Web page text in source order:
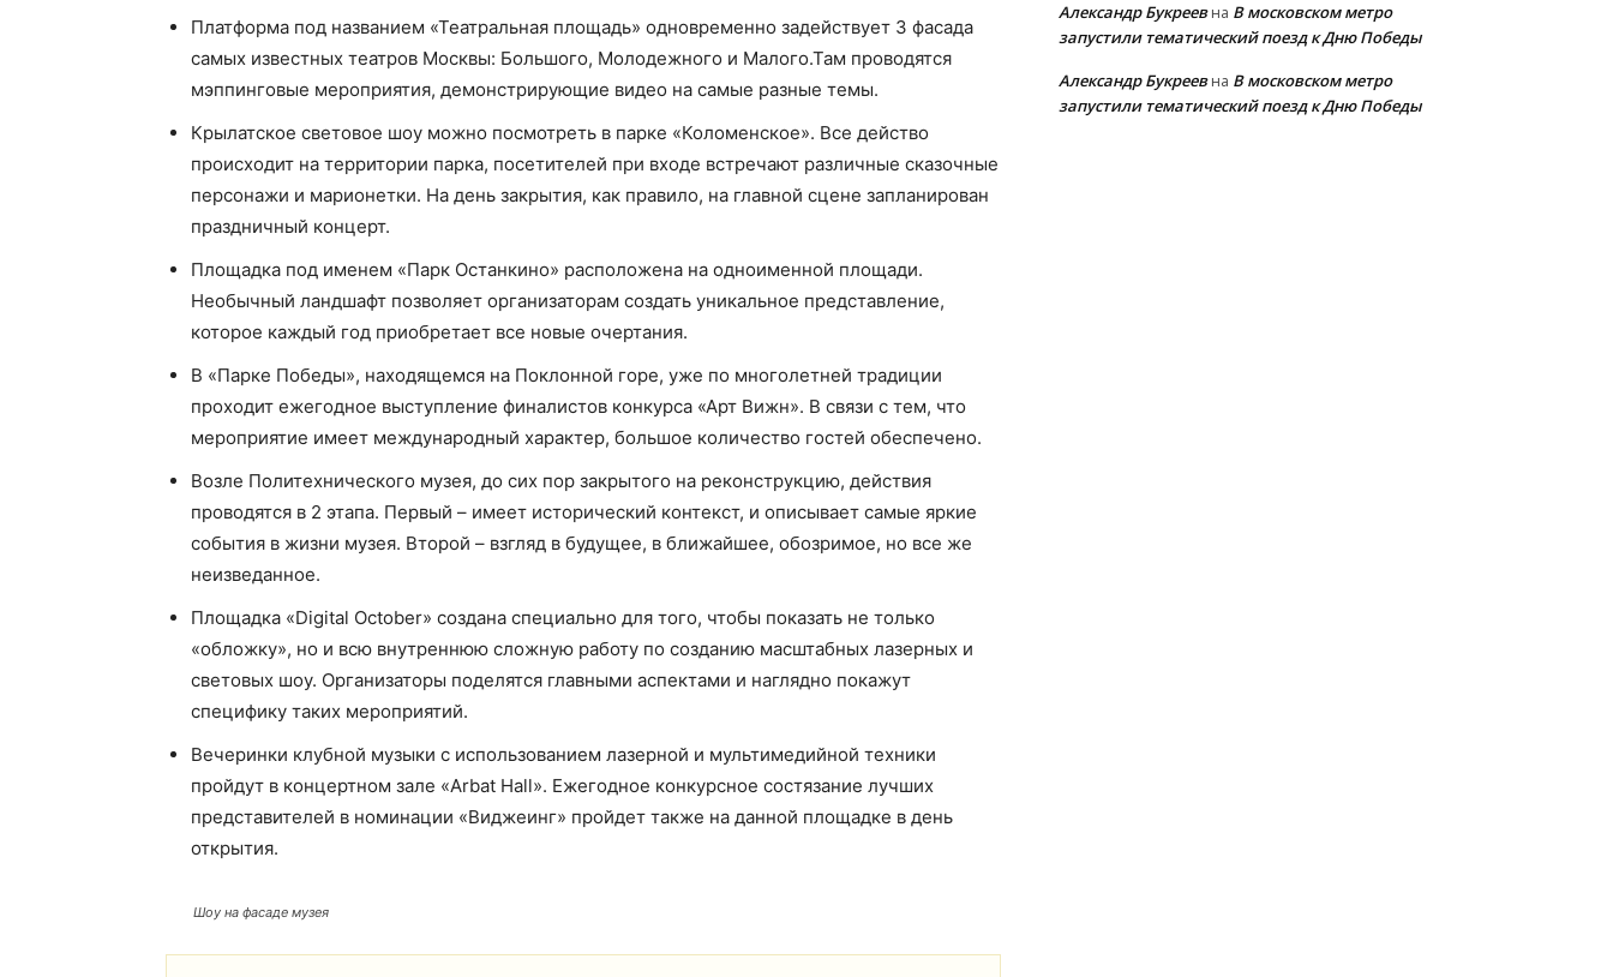
Платформа под названием «Театральная площадь» одновременно задействует 3 фасада
самых известных театров Москвы: Большого, Молодежного и Малого.Там проводятся
мэппинговые мероприятия, демонстрирующие видео на самые разные темы.
Крылатское световое шоу можно посмотреть в парке «Коломенское». Все действо
происходит на территории парка, посетителей при входе встречают различные сказочные
персонажи и марионетки. На день закрытия, как правило, на главной сцене запланирован
праздничный концерт.
Площадка под именем «Парк Останкино» расположена на одноименной площади.
Необычный ландшафт позволяет организаторам создать уникальное представление,
которое каждый год приобретает все новые очертания.
В «Парке Победы», находящемся на Поклонной горе, уже по многолетней традиции
проходит ежегодное выступление финалистов конкурса «Арт Вижн». В связи с тем, что
мероприятие имеет международный характер, большое количество гостей обеспечено.
Возле Политехнического музея, до сих пор закрытого на реконструкцию, действия
проводятся в 2 этапа. Первый – имеет исторический контекст, и описывает самые яркие
события в жизни музея. Второй – взгляд в будущее, в ближайшее, обозримое, но все же
неизведанное.
Площадка «Digital October» создана специально для того, чтобы показать не только
«обложку», но и всю внутреннюю сложную работу по созданию масштабных лазерных и
световых шоу. Организаторы поделятся главными аспектами и наглядно покажут
специфику таких мероприятий.
Вечеринки клубной музыки с использованием лазерной и мультимедийной техники
пройдут в концертном зале «Arbat Hall». Ежегодное конкурсное состязание лучших
представителей в номинации «Виджеинг» пройдет также на данной площадке в день
открытия.
Шоу на фасаде музея
Александр Букреевна В московском метро
запустили тематический поезд к Дню Победы
Александр Букреевна В московском метро
запустили тематический поезд к Дню Победы